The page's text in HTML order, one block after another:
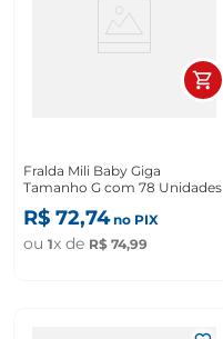
Fralda Mili Baby Giga
Tamanho G com 78 Unidades
R$ 72,74no PIX
ou 1x de R$ 74,99